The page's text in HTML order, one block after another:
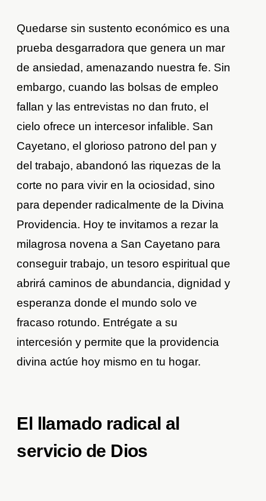
Quedarse sin sustento económico es una
prueba desgarradora que genera un mar
de ansiedad, amenazando nuestra fe. Sin
embargo, cuando las bolsas de empleo
fallan y las entrevistas no dan fruto, el
cielo ofrece un intercesor infalible. San
Cayetano, el glorioso patrono del pan y
del trabajo, abandonó las riquezas de la
corte no para vivir en la ociosidad, sino
para depender radicalmente de la Divina
Providencia. Hoy te invitamos a rezar la
milagrosa novena a San Cayetano para
conseguir trabajo, un tesoro espiritual que
abrirá caminos de abundancia, dignidad y
esperanza donde el mundo solo ve
fracaso rotundo. Entrégate a su
intercesión y permite que la providencia
divina actúe hoy mismo en tu hogar.
El llamado radical al
servicio de Dios